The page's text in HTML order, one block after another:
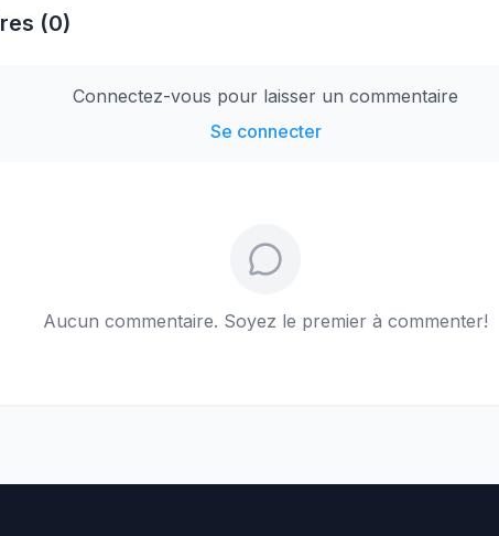
(0)
Connectez-vous pour laisser un commentaire
Se connecter
Aucun commentaire. Soyez le premier à commenter!